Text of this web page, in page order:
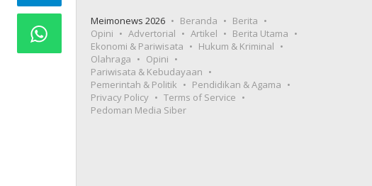
Meimonews 2026 Beranda
Berita
Opini
Advertorial Artikel
Berita Utama
Ekonomi & Pariwisata
Hukum & Kriminal
Olahraga
Opini
Pariwisata & Kebudayaan
Pemerintah & Politik
Pendidikan & Agama
Privacy Policy
Terms of Service
Pedoman Media Siber